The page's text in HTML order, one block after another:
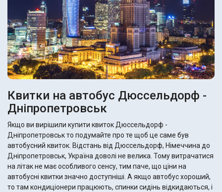
Квитки на автобус Дюссельдорф -
Дніпропетровськ
Якщо ви вирішили купити квиток Дюссельдорф -
Дніпропетровськ то подумайте про те щоб це саме був
автобусний квиток. Відстань від Дюссельдорф, Німеччина до
Дніпропетровськ, Україна доволі не велика. Тому витрачатися
на літак не має особливого сенсу, тим паче, що ціни на
автобусні квитки значно доступніші. А якщо автобус хороший,
то там кондиціонери працюють, спинки сидінь відкидаються, і